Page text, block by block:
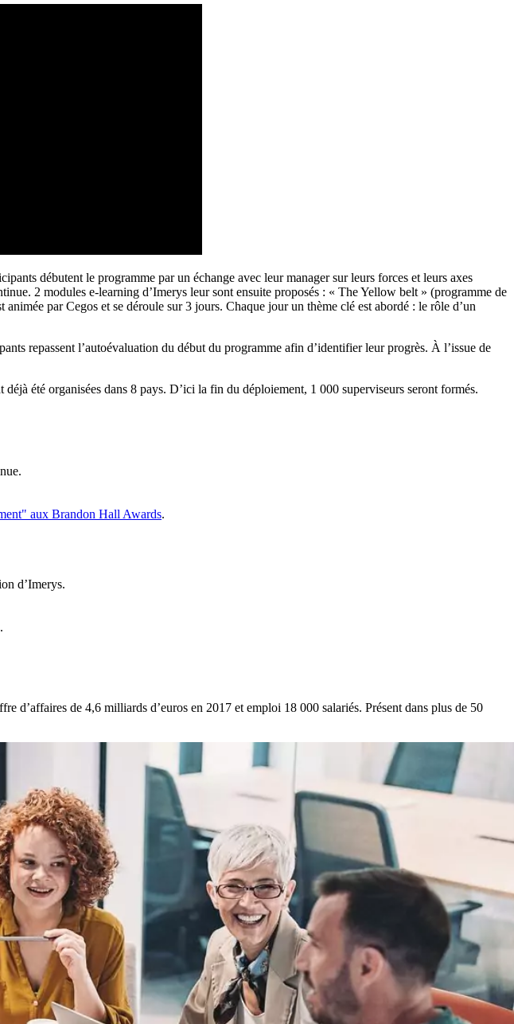
débutent le programme par un échange avec leur manager sur leurs forces et leurs axes
2 modules e-learning d’Imerys leur sont ensuite proposés : « The Yellow belt » (programme de
par Cegos et se déroule sur 3 jours. Chaque jour un thème clé est abordé : le rôle d’un
repassent l’autoévaluation du début du programme afin d’identifier leur progrès. À l’issue de
été organisées dans 8 pays. D’ici la fin du déploiement, 1 000 superviseurs seront formés.
aux Brandon Hall Awards.
d’Imerys.
de 4,6 milliards d’euros en 2017 et emploi 18 000 salariés. Présent dans plus de 50